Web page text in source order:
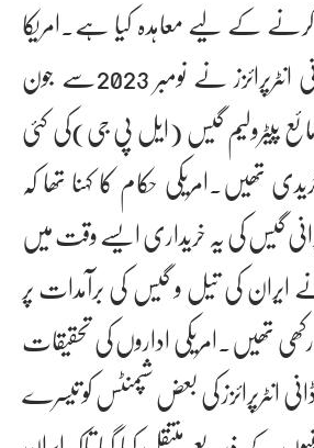
کے لیے معاہدہ کیا ہے۔امریکا
حکام کے بقول اڈانی انٹرپرائزز نے نومبر 2023سے جون
پیٹرولیم گیس (ایل پی جی)کی کئی
تھیں۔امریکی حکام کا کہنا تھا کہ
گیس کی یہ خریداری ایسے وقت میں
کی تیل و گیس کی برآمدات پر
تھیں۔امریکی اداروں کی تحقیقات
انٹرپرائزز کی بعض شپمنٹس کو تیسرے